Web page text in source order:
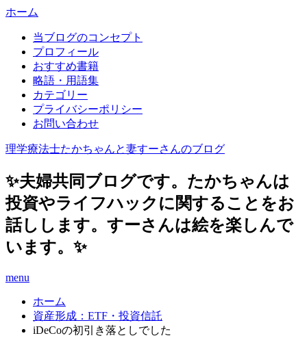
ホーム
当ブログのコンセプト
プロフィール
おすすめ書籍
略語・用語集
カテゴリー
プライバシーポリシー
お問い合わせ
理学療法士たかちゃんと妻すーさんのブログ
✨夫婦共同ブログです。たかちゃんは
投資やライフハックに関することをお
話しします。すーさんは絵を楽しんで
います。✨
menu
ホーム
資産形成：ETF・投資信託
iDeCoの初引き落としでした